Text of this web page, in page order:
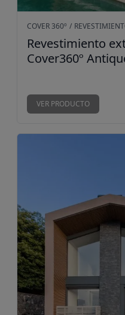
COVER 360º /
Revestimiento
Cover360º
VER PRODUCTO